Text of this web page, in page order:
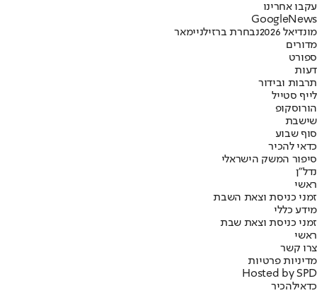
עקבו אחרינו
Googl eNews
מונדיאל 2026
נבחרת ברזילניימאר
מדורים
ספורט
דעות
תרבות ובידור
לייף סטייל
הורוסקופ
שישבת
סוף שבוע
כדאי להכיר
סיפור המשק הישראלי
נדל"ן
ראשי
זמני כניסת וצאת השבת
מידע כללי
זמני כניסת וצאת שבת
ראשי
צרו קשר
מדיניות פרטיות
Hosted by SPD
כדאילהכיר